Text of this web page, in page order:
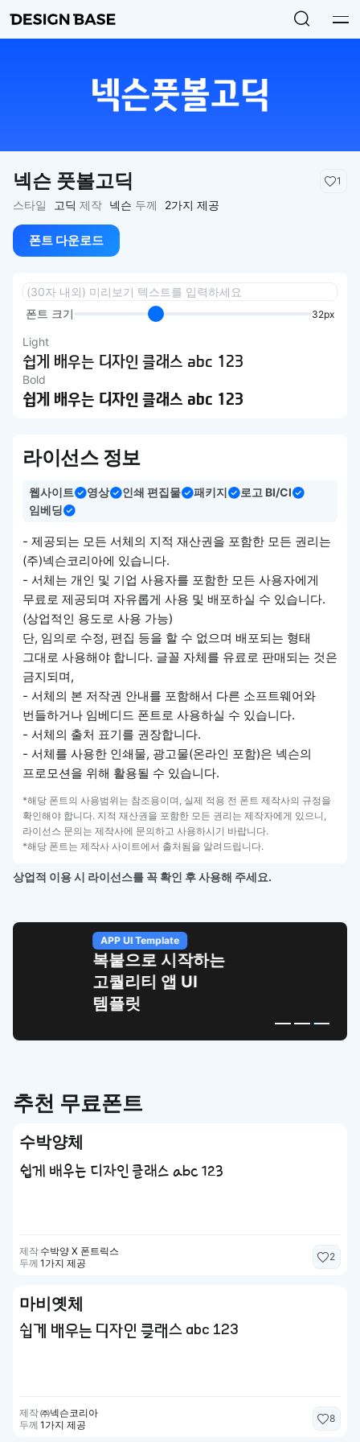
넥슨 풋볼고딕 1
스타일 고딕 제작 넥슨 두께 2가지 제공
폰트 다운로드
폰트 크기 32px
Light
쉽게 배우는 디자인 클래스 abc 123
Bold
쉽게 배우는 디자인 클래스 abc 123
라이선스 정보
웹사이트 영상 인쇄 편집물 패키지
로고 BI/CI
임베딩
- 제공되는 모든 서체의 지적 재산권을 포함한 모든 권리는
(주)넥슨코리아에 있습니다.
- 서체는 개인 및 기업 사용자를 포함한 모든 사용자에게
무료로 제공되며 자유롭게 사용 및 배포하실 수 있습니다.
(상업적인 용도로 사용 가능)
단, 임의로 수정, 편집 등을 할 수 없으며 배포되는 형태
그대로 사용해야 합니다. 글꼴 자체를 유료로 판매되는 것은
금지되며,
- 서체의 본 저작권 안내를 포함해서 다른 소프트웨어와
번들하거나 임베디드 폰트로 사용하실 수 있습니다.
- 서체의 출처 표기를 권장합니다.
- 서체를 사용한 인쇄물, 광고물(온라인 포함)은 넥슨의
프로모션을 위해 활용될 수 있습니다.
*해당 폰트의 사용범위는 참조용이며, 실제 적용 전 폰트 제작사의 규정을
확인해야 합니다. 지적 재산권을 포함한 모든 권리는 제작자에게 있으니,
라이선스 문의는 제작사에 문의하고 사용하시기 바랍니다.
*해당 폰트는 제작사 사이트에서 출처됨을 알려드립니다.
상업적 이용 시 라이선스를 꼭 확인 후 사용해 주세요.
APP UI Template
복붙으로 시작하는
고퀄리티 앱 UI
추천 무료폰트
수박양체
쉽게 배우는 디자인 클래스 abc 123
제작 수박양 X 폰트릭스
두께 1가지 제공
2
마비옛체
쉽게 배우는 디자인 클래스 abc 123
제작㈜넥슨코리아
두께 1가지 제공
8